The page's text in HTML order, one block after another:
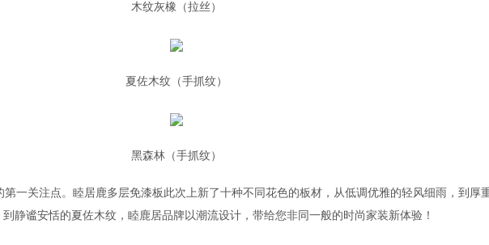
木纹灰橡（拉丝）
夏佐木纹（手抓纹）
黑森林（手抓纹）
一关注点。睦居鹿多层免漆板此次上新了十种不同花色的板材，从低调优雅的轻风细雨，到厚
静谧安恬的夏佐木纹，睦鹿居品牌以潮流设计，带给您非同一般的时尚家装新体验！